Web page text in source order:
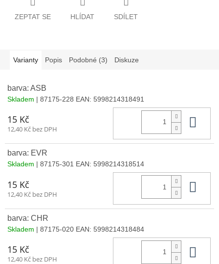
ZEPTAT SE HLÍDAT SDÍLET
Varianty Popis Podobné (3) Diskuze
barva: ASB
Skladem | 87175-228 EAN: 5998214318491
15 Kč
12,40 Kč bez DPH
barva: EVR
Skladem | 87175-301 EAN: 5998214318514
15 Kč
12,40 Kč bez DPH
barva: CHR
Skladem | 87175-020 EAN: 5998214318484
15 Kč
12,40 Kč bez DPH